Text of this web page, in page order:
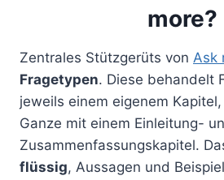
more?
Zentrales Stützgerüts von Ask
Fragetypen. Diese behandelt
jeweils einem eigenem
Ganze mit einem Einleitung-
Zusammenfassungskapitel.
flüssig, Aussagen und